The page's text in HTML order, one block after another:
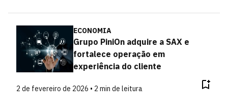
ECONOMIA
Grupo PiniOn adquire a SAX e
fortalece operação em
experiência do cliente
2 de fevereiro de 2026 • 2 min de leitura